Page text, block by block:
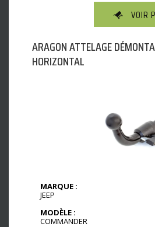
VOIR
ARAGON ATTELAGE
HORIZONTAL
MARQUE :
JEEP
MODÈLE :
COMMANDER